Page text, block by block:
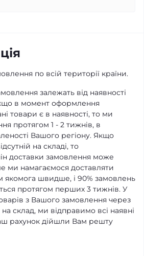
по всій території країни.
залежать від наявності
в момент оформлення
товари є в наявності, то ми
протягом 1 - 2 тижнів, в
Вашого регіону. Якщо
на складі, то
доставки замовлення може
ми намагаємося доставляти
якомога швидше, і 90% замовлень
протягом перших 3 тижнів. У
з Вашого замовлення через
склад, ми відправимо всі наявні
рахунок дійшли Вам решту